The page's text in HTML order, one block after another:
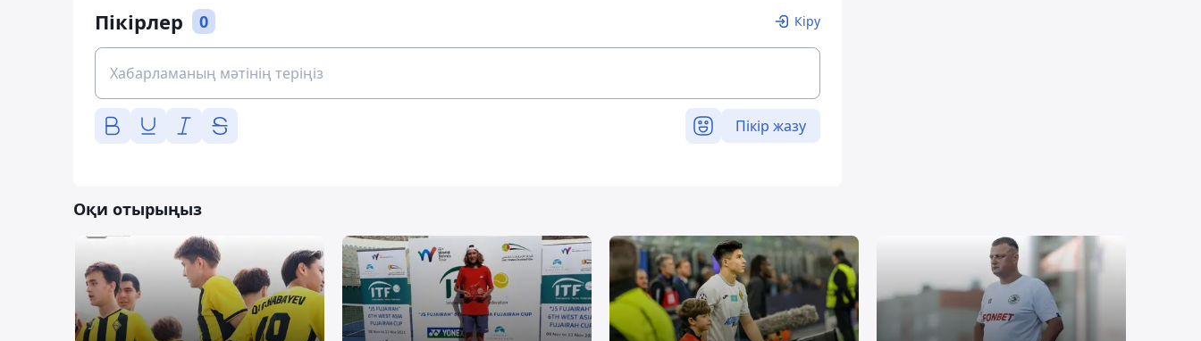
Пікірлер 0 Кіру
Пікір жазу
Оқи отырыңыз